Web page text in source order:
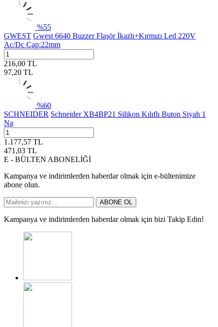
%55
GWEST Gwest 6640 Buzzer Flaşör İkazlı+Kırmızı Led 220V
Ac/Dc Çap:22mm
216,00 TL
97,20 TL
%60
SCHNEIDER Schneider XB4BP21 Silikon Kılıflı Buton Siyah 1
Na
1.177,57 TL
471,03 TL
E - BÜLTEN ABONELİĞİ
Kampanya ve indirimlerden haberdar olmak için e-bültenimize
abone olun.
ABONE OL
Kampanya ve indirimlerden haberdar olmak için bizi Takip Edin!